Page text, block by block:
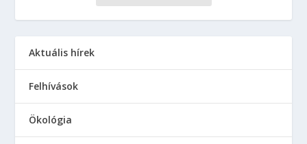
Aktuális hírek
Felhívások
Ökológia